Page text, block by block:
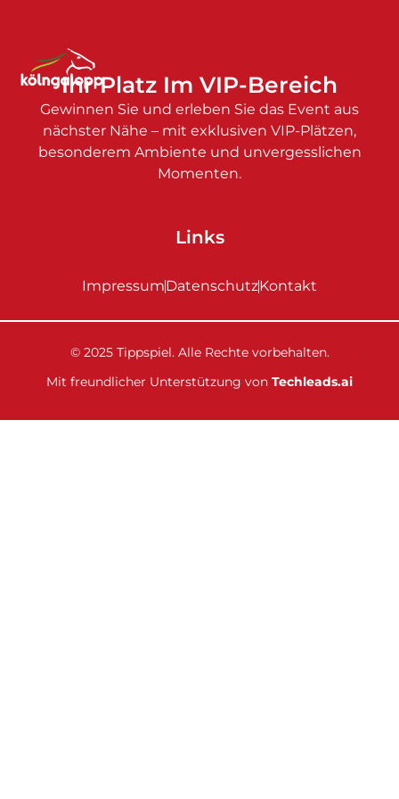
Ihr Platz Im VIP-Bereich
Gewinnen Sie und erleben Sie das Event aus
nächster Nähe – mit exklusiven VIP-Plätzen,
besonderem Ambiente und unvergesslichen
Momenten.
Links
ImpressumDatenschutzKontakt
© 2025 Tippspiel. Alle Rechte vorbehalten.
Mit freundlicher Unterstützung von Techleads.ai